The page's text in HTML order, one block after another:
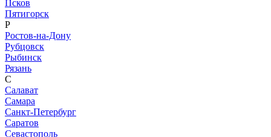
Псков
Пятигорск
Р
Ростов-на-Дону
Рубцовск
Рыбинск
Рязань
С
Салават
Самара
Санкт-Петербург
Саратов
Севастополь